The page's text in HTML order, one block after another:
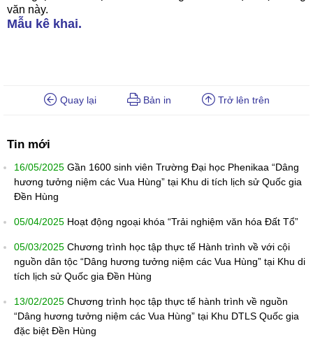
văn này.
Mẫu kê khai.
Quay lại Bản in Trở lên trên
Tin mới
16/05/2025 Gần 1600 sinh viên Trường Đại học Phenikaa “Dâng
hương tưởng niệm các Vua Hùng” tại Khu di tích lịch sử Quốc gia
Đền Hùng
05/04/2025 Hoạt động ngoại khóa “Trải nghiệm văn hóa Đất Tổ”
05/03/2025 Chương trình học tập thực tế Hành trình về với cội
nguồn dân tộc “Dâng hương tưởng niệm các Vua Hùng” tại Khu di
tích lịch sử Quốc gia Đền Hùng
13/02/2025 Chương trình học tập thực tế hành trình về nguồn
“Dâng hương tưởng niệm các Vua Hùng” tại Khu DTLS Quốc gia
đặc biệt Đền Hùng